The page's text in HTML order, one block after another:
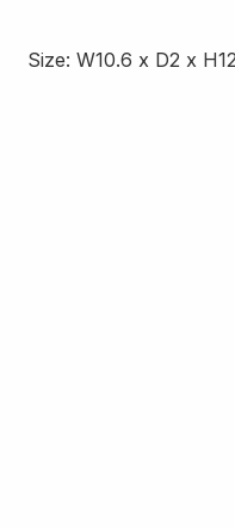
Size: W10.6 x D2 x